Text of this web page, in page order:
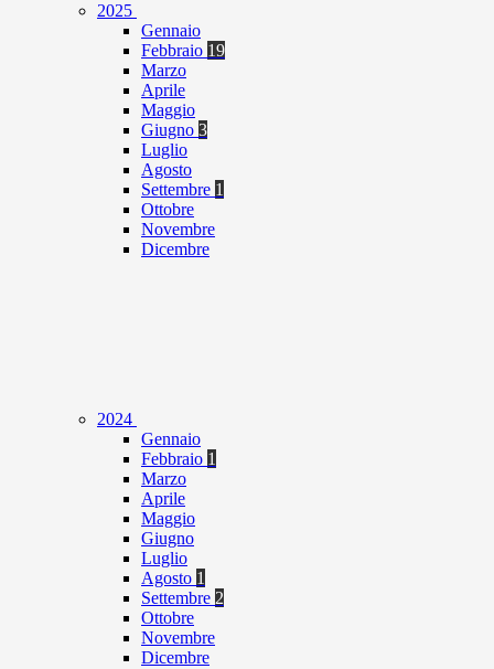
2025
Gennaio
Febbraio 19
Marzo
Aprile
Maggio
Giugno 3
Luglio
Agosto
Settembre 1
Ottobre
Novembre
Dicembre
2024
Gennaio
Febbraio 1
Marzo
Aprile
Maggio
Giugno
Luglio
Agosto 1
Settembre 2
Ottobre
Novembre
Dicembre